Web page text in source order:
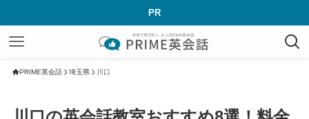
PR
PRIME英会話 埼玉県 川口